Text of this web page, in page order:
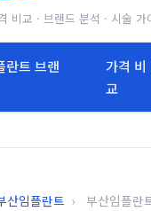
비교 · 브랜드 분석 · 시술 가
란트 브랜
가격 비
교
산임플란트 › 부산임플란